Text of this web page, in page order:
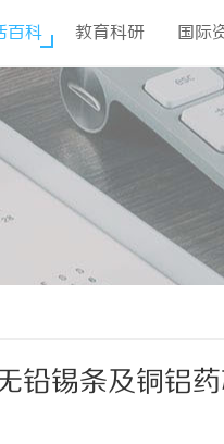
百科 教育科研 国际
铅锡条及铜铝